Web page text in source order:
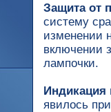
Защита от
систему
изменении
включении
лампочки.
Индикация
явилось